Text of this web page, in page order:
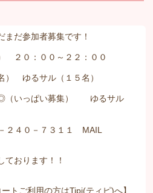
まだ参加者募集です！
２０：００～２２：００
） ゆるサル（１５名）
（いっぱい募集） ゆるサル
２４０－７３１１ MAIL
ております！！
ートご利用の方はTipi(ティピ)へ】